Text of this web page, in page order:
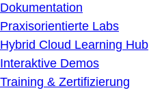
Dokumentation
Praxisorientierte Labs
Hybrid Cloud Learning Hub
Interaktive Demos
Training & Zertifizierung